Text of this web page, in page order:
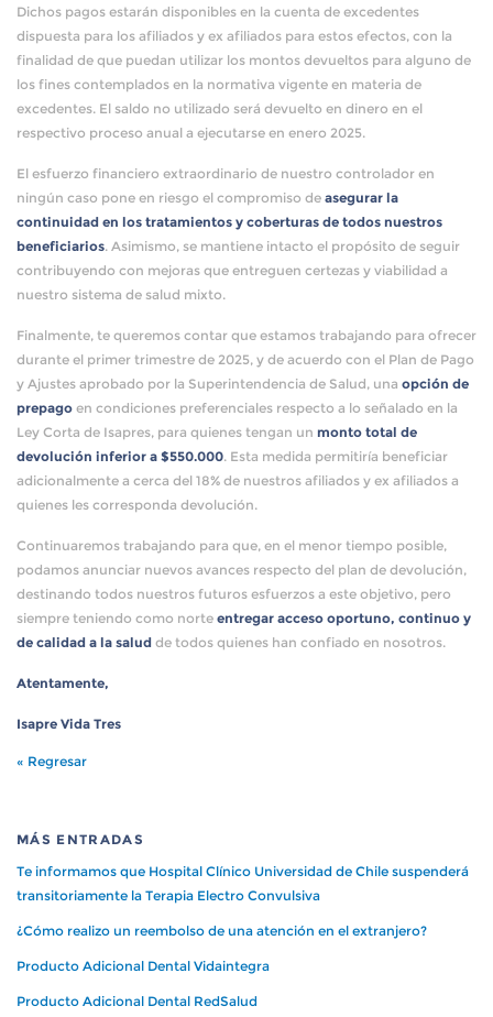
Dichos pagos estarán disponibles en la cuenta de excedentes
dispuesta para los afiliados y ex afiliados para estos efectos, con la
finalidad de que puedan utilizar los montos devueltos para alguno de
los fines contemplados en la normativa vigente en materia de
excedentes. El saldo no utilizado será devuelto en dinero en el
respectivo proceso anual a ejecutarse en enero 2025.
El esfuerzo financiero extraordinario de nuestro controlador en
ningún caso pone en riesgo el compromiso de asegurar la
continuidad en los tratamientos y coberturas de todos nuestros
beneficiarios. Asimismo, se mantiene intacto el propósito de seguir
contribuyendo con mejoras que entreguen certezas y viabilidad a
nuestro sistema de salud mixto.
Finalmente, te queremos contar que estamos trabajando para ofrecer
durante el primer trimestre de 2025, y de acuerdo con el Plan de Pago
y Ajustes aprobado por la Superintendencia de Salud, una opción de
prepago en condiciones preferenciales respecto a lo señalado en la
Ley Corta de Isapres, para quienes tengan un monto total de
devolución inferior a $550.000. Esta medida permitiría beneficiar
adicionalmente a cerca del 18% de nuestros afiliados y ex afiliados a
quienes les corresponda devolución.
Continuaremos trabajando para que, en el menor tiempo posible,
podamos anunciar nuevos avances respecto del plan de devolución,
destinando todos nuestros futuros esfuerzos a este objetivo, pero
siempre teniendo como norte entregar acceso oportuno, continuo y
de calidad a la salud de todos quienes han confiado en nosotros.
Atentamente,
Isapre Vida Tres
« Regresar
MÁS ENTRADAS
Te informamos que Hospital Clínico Universidad de Chile suspenderá
transitoriamente la Terapia Electro Convulsiva
¿Cómo realizo un reembolso de una atención en el extranjero?
Producto Adicional Dental Vidaintegra
Producto Adicional Dental RedSalud